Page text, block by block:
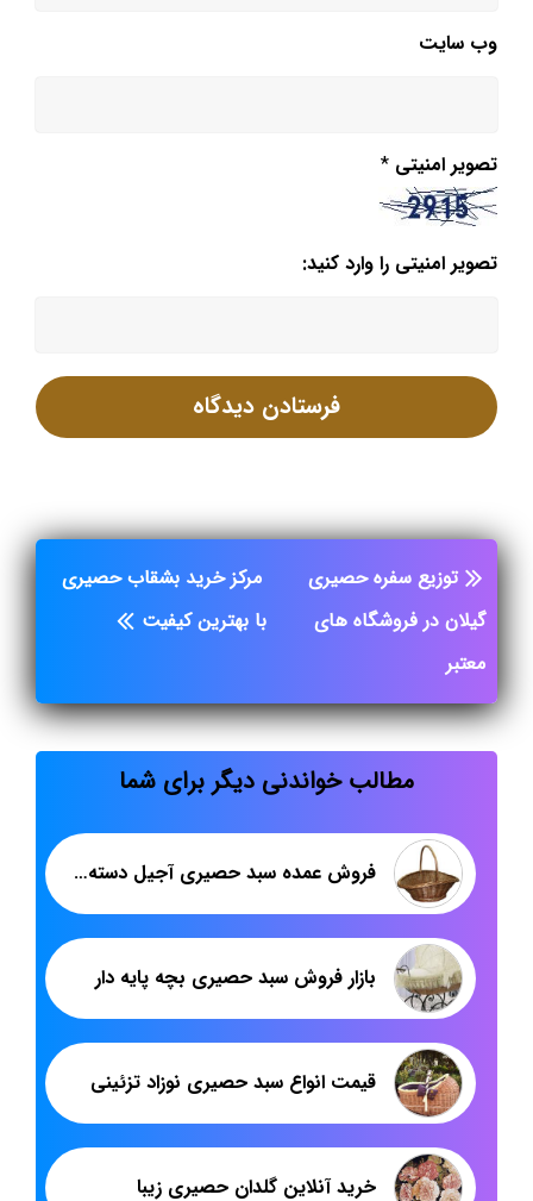
وب‌ سایت
تصویر امنیتی *
تصویر امنیتی را وارد کنید:
توزیع سفره حصیری
گیلان در فروشگاه های
معتبر
مرکز خرید بشقاب حصیری
با بهترین کیفیت
مطالب خواندنی دیگر برای شما
فروش عمده سبد حصیری آجیل دسته دار
بازار فروش سبد حصیری بچه پایه دار
قیمت انواع سبد حصیری نوزاد تزئینی
خرید آنلاین گلدان حصیری زیبا